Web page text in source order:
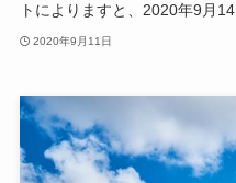
トによりますと、2020年9月
2020年9月11日